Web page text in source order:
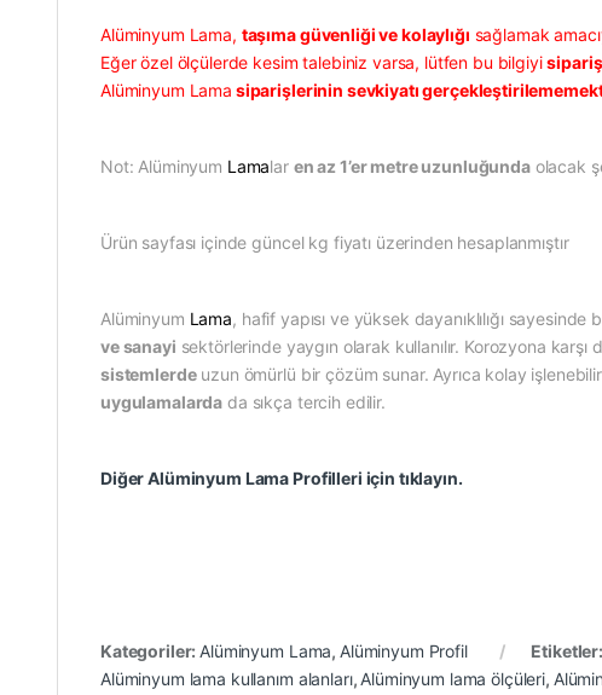
Alüminyum Lama, taşıma güvenliği ve kolaylığı sağlamak
Eğer özel ölçülerde kesim talebiniz varsa, lütfen bu bilgiyi
Alüminyum Lama siparişlerinin sevkiyatı
Not: Alüminyum Lamalar en az 1’er metre uzunluğundaolacak
Ürün sayfası içinde güncel kg fiyatı üzerinden hesaplanmıştır
Alüminyum Lama, hafif yapısı ve yüksek dayanıklılığı
ve sanayi sektörlerinde yaygın olarak kullanılır. Korozyona karşı
sistemlerdeuzun ömürlü bir çözüm sunar. Ayrıca kolay
uygulamalarda da sıkça tercih edilir.
Diğer Alüminyum Lama Profilleri için tıklayın.
Kategoriler: Alüminyum Lama, Alüminyum Profil Etiketler:
Alüminyum lama kullanım alanları, Alüminyum lama ölçüleri,